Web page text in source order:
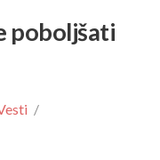
poboljšati